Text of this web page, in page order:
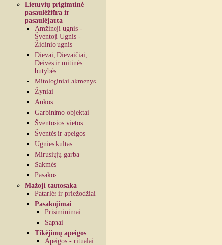
Lietuvių prigimtinė
pasaulėžiūra ir
pasaulėjauta
Amžinoji ugnis -
Šventoji Ugnis -
Židinio ugnis
Dievai, Dievaičiai,
Deivės ir mitinės
būtybės
Mitologiniai akmenys
Žyniai
Aukos
Garbinimo objektai
Šventosios vietos
Šventės ir apeigos
Ugnies kultas
Mirusiųjų garba
Sakmės
Pasakos
Mažoji tautosaka
Patarlės ir priežodžiai
Pasakojimai
Prisiminimai
Sapnai
Tikėjimų apeigos
Apeigos - ritualai